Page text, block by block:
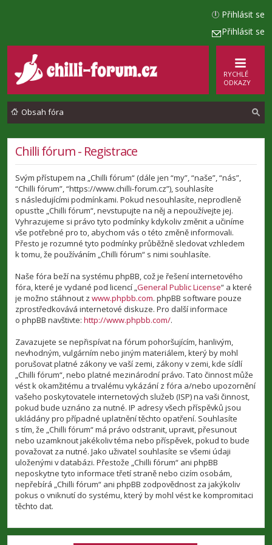
Přihlásit se
Přihlásit se
RYCHLÉ
ODKAZY
Obsah fóra
Chilli fórum - Registrace
Svým přístupem na „Chilli fórum“ (dále jen “my”, “naše”, “nás”,
“Chilli fórum”, “https://www.chilli-forum.cz”), souhlasíte
s následujícími podmínkami. Pokud nesouhlasíte, neprodleně
opusťte „Chilli fórum“, nevstupujte na něj a nepoužívejte jej.
Vyhrazujeme si právo tyto podmínky kdykoliv změnit a učiníme
vše potřebné pro to, abychom vás o této změně informovali.
Přesto je rozumné tyto podmínky průběžně sledovat vzhledem
k tomu, že používáním „Chilli fórum“ s nimi souhlasíte.
Naše fóra beží na systému phpBB, což je řešení internetového
fóra, které je vydané pod licencí „General Public License“ a které
je možno stáhnout z www.phpbb.com. phpBB software pouze
zprostředkovává internetové diskuze. Pro další informace
o phpBB navštivte: http://www.phpbb.com/.
Zavazujete se nepřispívat na fórum pohoršujícím, hanlivým,
nevhodným, vulgárním nebo jiným materiálem, který by mohl
porušovat platné zákony ve vaší zemi, zákony v zemi, kde sídlí
„Chilli fórum“, nebo platné mezinárodní právo. Tato činnost může
vést k okamžitému a trvalému vykázání z fóra a/nebo upozornění
vašeho poskytovatele internetových služeb (ISP) na vaši činnost,
pokud bude uznáno za nutné. IP adresy všech příspěvků jsou
ukládány pro případné uplatnění těchto opatření. Souhlasíte
s tím, že „Chilli fórum“ má právo odstranit, upravit, přesunout
nebo uzamknout jakékoliv téma nebo příspěvek, pokud to bude
považovat za nutné. Jako uživatel souhlasíte se všemi údaji
uloženými v databázi. Přestože „Chilli fórum“ ani phpBB
neposkytne tyto informace třetí straně nebo cizím osobám,
nepřebírá „Chilli fórum“ ani phpBB zodpovědnost za jakýkoliv
pokus o vniknutí do systému, který by mohl vést ke kompromitaci
těchto dat.